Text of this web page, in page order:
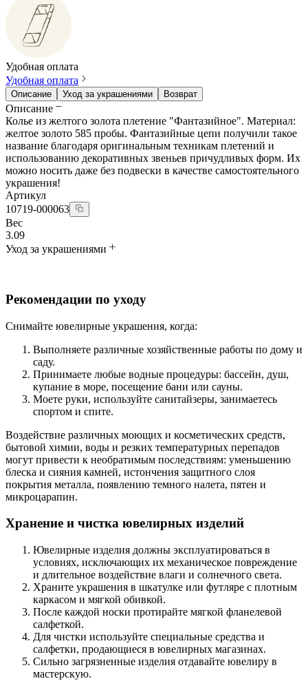
Удобная оплата
Удобная оплата
Описание Уход за украшениями Возврат
Описание
Колье из желтого золота плетение "Фантазийное". Материал:
желтое золото 585 пробы. Фантазийные цепи получили такое
название благодаря оригинальным техникам плетений и
использованию декоративных звеньев причудливых форм. Их
можно носить даже без подвески в качестве самостоятельного
украшения!
Артикул
10719-000063
Вес
3.09
Уход за украшениями
Рекомендации по уходу
Снимайте ювелирные украшения, когда:
Выполняете различные хозяйственные работы по дому и
саду.
Принимаете любые водные процедуры: бассейн, душ,
купание в море, посещение бани или сауны.
Моете руки, используйте санитайзеры, занимаетесь
спортом и спите.
Воздействие различных моющих и косметических средств,
бытовой химии, воды и резких температурных перепадов
могут привести к необратимым последствиям: уменьшению
блеска и сияния камней, истончения защитного слоя
покрытия металла, появлению темного налета, пятен и
микроцарапин.
Хранение и чистка ювелирных изделий
Ювелирные изделия должны эксплуатироваться в
условиях, исключающих их механическое повреждение
и длительное воздействие влаги и солнечного света.
Храните украшения в шкатулке или футляре с плотным
каркасом и мягкой обивкой.
После каждой носки протирайте мягкой фланелевой
салфеткой.
Для чистки используйте специальные средства и
салфетки, продающиеся в ювелирных магазинах.
Сильно загрязненные изделия отдавайте ювелиру в
мастерскую.